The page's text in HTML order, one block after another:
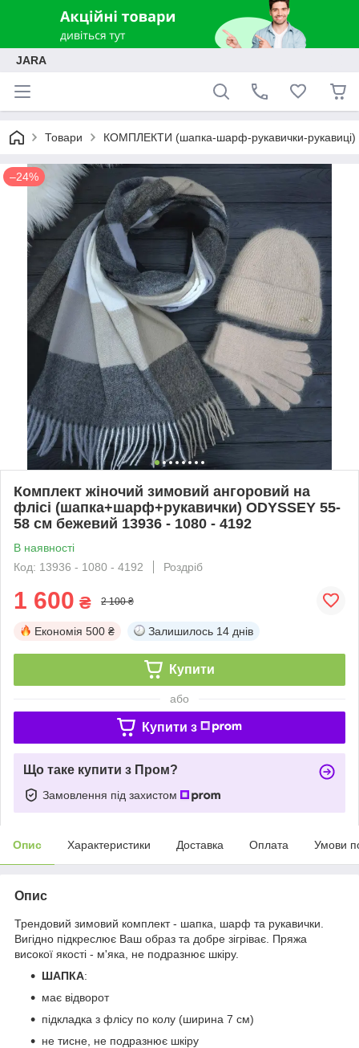
JARA
Товари КОМПЛЕКТИ (шапка-шарф-рукавички-рукавиці)
–24%
Комплект жіночий зимовий ангоровий на
флісі (шапка+шарф+рукавички) ODYSSEY 55-
58 см бежевий 13936 - 1080 - 4192
В наявності
Код: 13936 - 1080 - 4192
Роздріб
1 600 ₴ 2 100 ₴
Економія 500 ₴ Залишилось 14 днів
Купити
або
Купити з
Що таке купити з Пром?
Замовлення під захистом
Опис Характеристики Доставка Оплата Умови
Опис
Трендовий зимовий комплект - шапка, шарф та рукавички.
Вигідно підкреслює Ваш образ та добре зігріває. Пряжа
високої якості - м'яка, не подразнює шкіру.
ШАПКА:
має відворот
підкладка з флісу по колу (ширина 7 см)
не тисне, не подразнює шкіру